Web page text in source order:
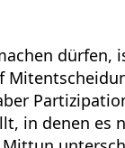
dürfen,
in denen es